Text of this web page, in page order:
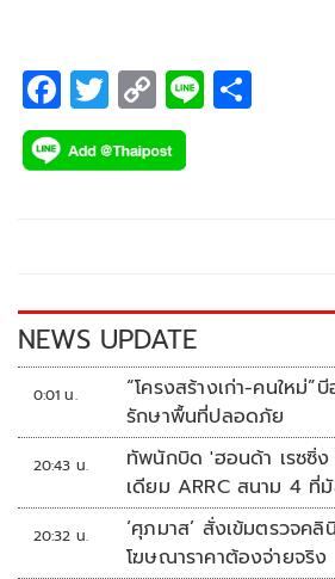
F
ac
e
k
T
wi
tt
C
o
p
k
Li
NEWS UPDATE
0:01 น.
“โครงสร้างเก่า-คนใหม่”บีอาร์เอ็น
รักษาพื้นที่ปลอดภัย
20:43 น.
ทัพนักบิด 'ฮอนด้า เรซซิ่
เดียม ARRC สนาม 4 ที่
20:32 น.
‘ศุภมาส’ สั่งเข้มตรวจคลิ
โฆษณาราคาต้องจ่ายจริง